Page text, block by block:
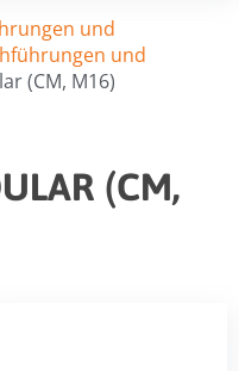
und
und
(CM, M16)
(CM,